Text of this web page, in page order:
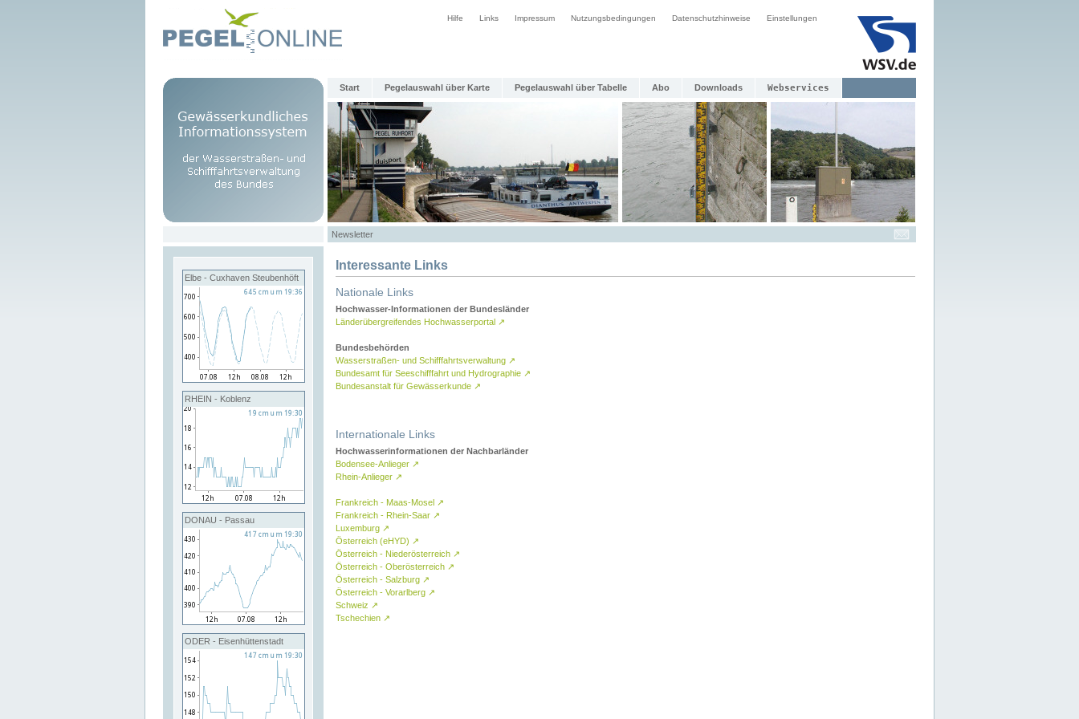
Hilfe Links Impressum Nutzungsbedingungen Datenschutzhinweise Einstellungen
Start Pegelauswahl über Karte Pegelauswahl über Tabelle Abo Downloads Webservices
Newsletter
Elbe - Cuxhaven Steubenhöft
RHEIN - Koblenz
DONAU - Passau
ODER - Eisenhüttenstadt
Interessante Links
Nationale Links
Hochwasser-Informationen der Bundesländer
Länderübergreifendes Hochwasserportal ↗
Bundesbehörden
Wasserstraßen- und Schifffahrtsverwaltung ↗
Bundesamt für Seeschifffahrt und Hydrographie ↗
Bundesanstalt für Gewässerkunde ↗
Internationale Links
Hochwasserinformationen der Nachbarländer
Bodensee-Anlieger ↗
Rhein-Anlieger ↗
Frankreich - Maas-Mosel ↗
Frankreich - Rhein-Saar ↗
Luxemburg ↗
Österreich (eHYD) ↗
Österreich - Niederösterreich ↗
Österreich - Oberösterreich ↗
Österreich - Salzburg ↗
Österreich - Vorarlberg ↗
Schweiz ↗
Tschechien ↗